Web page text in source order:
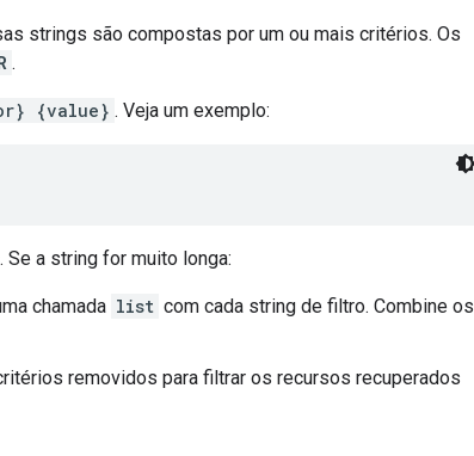
strings são compostas por um ou mais critérios. Os
.
{value} . Veja um exemplo:
a string for muito longa:
chamada list com cada string de filtro. Combine os
removidos para filtrar os recursos recuperados